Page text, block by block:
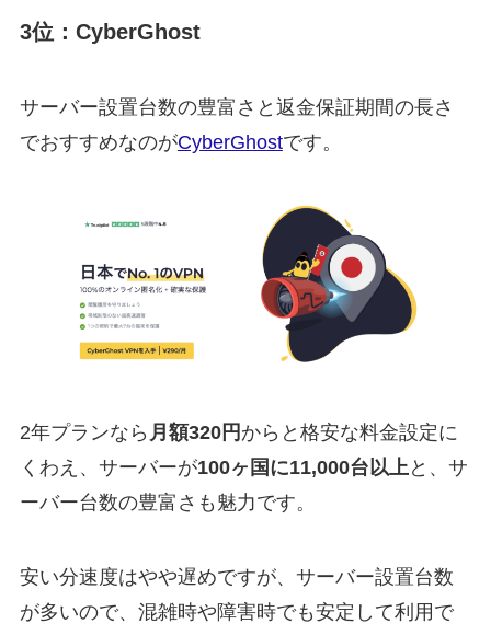
3位：CyberGhost
サーバー設置台数の豊富さと返金保証期間の長さ
でおすすめなのがCyberGhostです。
2年プランなら 月額320円 からと格安な料金設定に
くわえ、サーバーが100ヶ国に11,000台以上 と、サ
ーバー台数の豊富さも魅力です。
安い分速度はやや遅めですが、サーバー設置台数
が多いので、混雑時や障害時でも安定して利用で